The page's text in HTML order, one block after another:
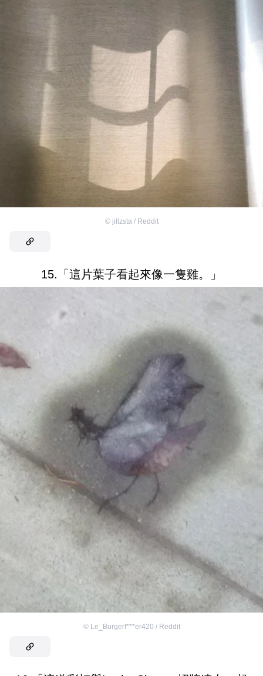
© jillzsta / Reddit
15.「這片葉子看起來像一隻雞。」
© Le_Burgerf***er420 / Reddit